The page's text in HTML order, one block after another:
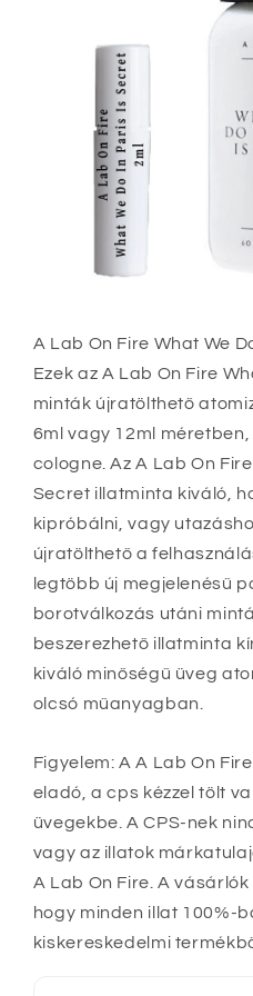
A Lab On Fire What We
Ezek az A Lab On Fire
minták újratölthető
6ml vagy 12ml
cologne. Az A Lab On
Secret illatminta kiváló,
kipróbálni, vagy
újratölthető a
legtöbb új megjelenésű
borotválkozás utáni
beszerezhető illatminta
kiváló minőségű üveg
olcsó műanyagban.
Figyelem: A A Lab On
eladó, a cps kézzel tölt
üvegekbe. A CPS-nek
vagy az illatok
A Lab On Fire. A
hogy minden illat 100%-
kiskereskedelmi